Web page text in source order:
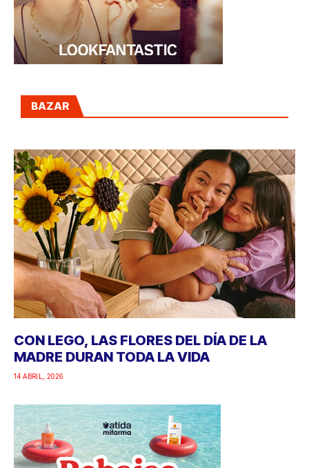
BAZAR
CON LEGO, LAS FLORES DEL DÍA DE LA
MADRE DURAN TODA LA VIDA
14 ABRIL, 2026